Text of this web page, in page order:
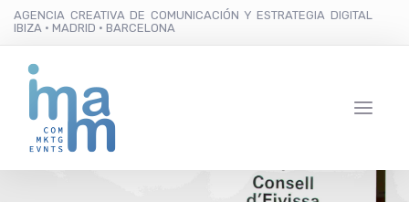
AGENCIA CREATIVA DE COMUNICACIÓN Y ESTRATEGIA DIGITAL
IBIZA · MADRID · BARCELONA